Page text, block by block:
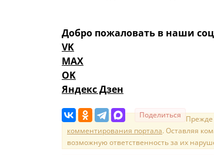
Добро пожаловать в наши
VK
MAX
OK
Яндекс Дзен
Поделиться Прежде
комментирования портала. Оставляя
возможную ответственность за их